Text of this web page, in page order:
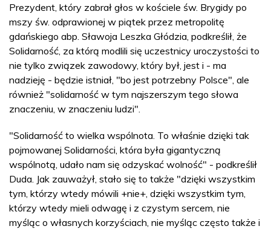
Prezydent, który zabrał głos w kościele św. Brygidy po
mszy św. odprawionej w piątek przez metropolitę
gdańskiego abp. Sławoja Leszka Głódzia, podkreślił, że
Solidarność, za którą modlili się uczestnicy uroczystości to
nie tylko związek zawodowy, który był, jest i - ma
nadzieję - będzie istniał, "bo jest potrzebny Polsce", ale
również "solidarność w tym najszerszym tego słowa
znaczeniu, w znaczeniu ludzi".
"Solidarność to wielka wspólnota. To właśnie dzięki tak
pojmowanej Solidarności, która była gigantyczną
wspólnotą, udało nam się odzyskać wolność" - podkreślił
Duda. Jak zauważył, stało się to także "dzięki wszystkim
tym, którzy wtedy mówili +nie+, dzięki wszystkim tym,
którzy wtedy mieli odwagę i z czystym sercem, nie
myśląc o własnych korzyściach, nie myśląc często także i